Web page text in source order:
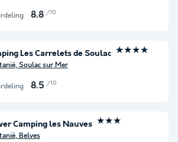
8.8 /10
Les Carrelets de Soulac ★★★★
Soulac sur Mer
8.5 /10
Camping les Nauves ★★★
Belves